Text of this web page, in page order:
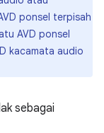
ponsel terpisah
AVD ponsel
kacamata audio
sebagai